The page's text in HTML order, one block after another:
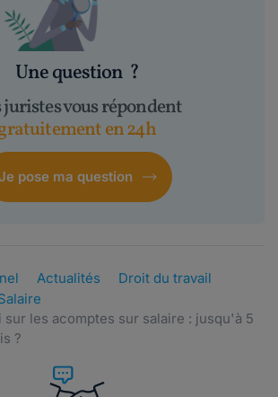
Une question ?
juristes vous répondent
en 24h
pose ma question
Actualités
Droit du travail
les acomptes sur salaire : jusqu'à 5
?